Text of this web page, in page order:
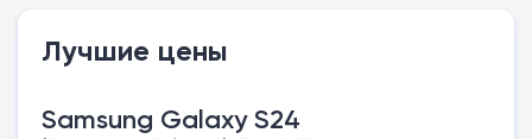
Лучшие цены
Samsung Galaxy S24